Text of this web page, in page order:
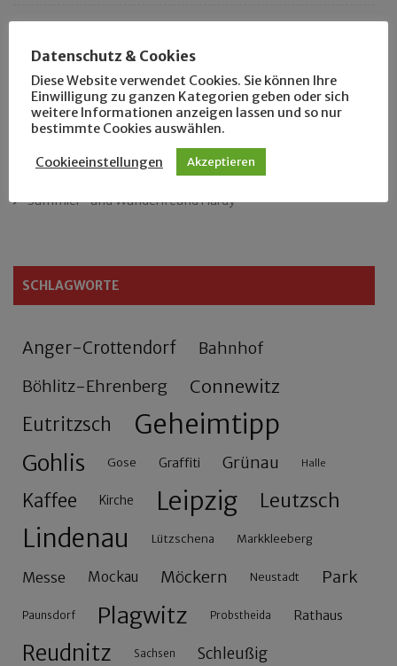
Rennfahrer in Schönefeld und Zschocher
Zu Fuß durch Anger-Crottendorf
Sammler- und Wanderfreund Hardy
SCHLAGWORTE
Anger-Crottendorf Bahnhof
Böhlitz-Ehrenberg Connewitz
Eutritzsch Geheimtipp
Gohlis Gose Graffiti Grünau Halle
Kaffee Kirche Leipzig Leutzsch
Lindenau Lützschena Markkleeberg
Messe Mockau Möckern Neustadt Park
Paunsdorf Plagwitz Probstheida Rathaus
Reudnitz Sachsen Schleußig
Datenschutz & Cookies
Diese Website verwendet Cookies. Sie können Ihre
Einwilligung zu ganzen Kategorien geben oder sich
weitere Informationen anzeigen lassen und so nur
bestimmte Cookies auswählen.
Cookieeinstellungen Akzeptieren